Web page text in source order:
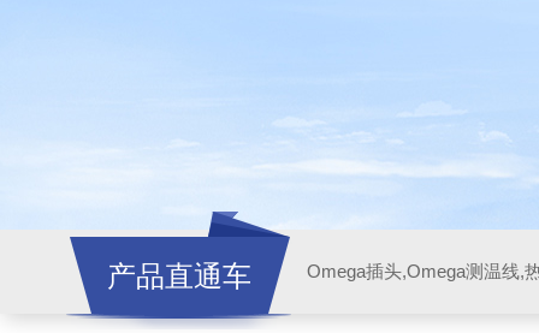
产品直通车